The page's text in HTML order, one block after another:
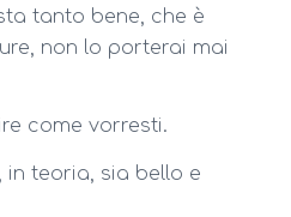
tanto bene, che è
non lo porterai mai
come vorresti.
teoria, sia bello e